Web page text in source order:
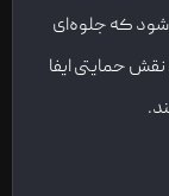
که جلوه‌ای
حمایتی ایفا